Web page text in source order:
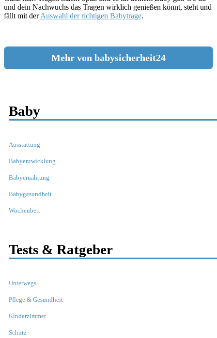
und dein Nachwuchs das Tragen wirklich genießen könnt, steht und
fällt mit derAuswahl der richtigen Babytrage.
Mehr von babysicherheit24
Baby
Ausstattung
Babyentwicklung
Babyernährung
Babygesundheit
Wochenbett
Tests & Ratgeber
Unterwegs
Pflege & Gesundheit
Kinderzimmer
Schutz